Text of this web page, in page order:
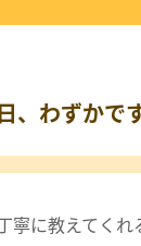
、わずかで
寧に教えてくれ